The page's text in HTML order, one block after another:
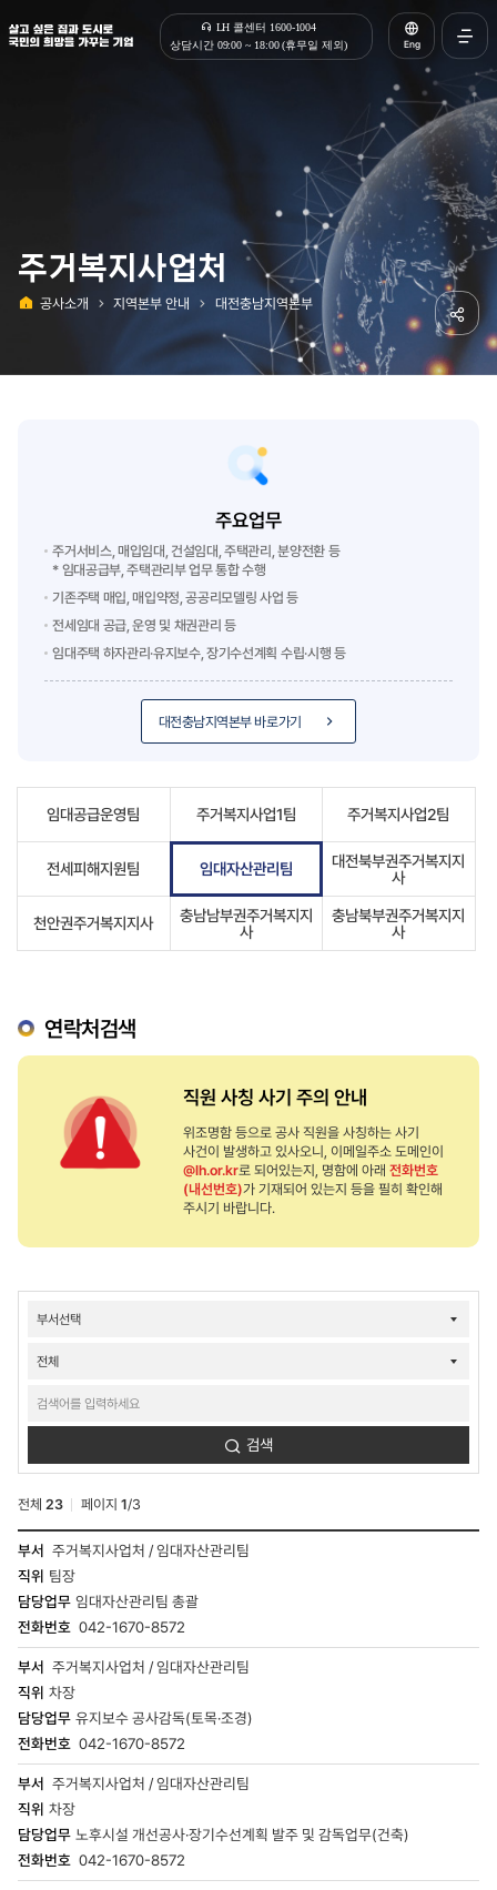
살고 싶은 집과 도시로 국민의 희망을 가꾸는 기업 | 한국토지주택공사
LH 콜센터 1600-1004
상담시간 09:00 ~ 18:00 (휴무일 제외)
Eng
전체
열기
주거복지사업처
공사소개 지역본부 안내 대전충남지역본부
공유
주요업무
주거서비스, 매입임대, 건설임대, 주택관리, 분양전환 등
* 임대공급부, 주택관리부 업무 통합 수행
기존주택 매입, 매입약정, 공공리모델링 사업 등
전세임대 공급, 운영 및 채권관리 등
임대주택 하자관리·유지보수, 장기수선계획 수립·시행 등
대전충남지역본부 바로가기
임대공급운영팀 주거복지사업1팀 주거복지사업2팀
전세피해지원팀 임대자산관리팀
대전북부권주거복지지
사
천안권주거복지지사
충남남부권주거복지지
사
충남북부권주거복지지
사
연락처검색
직원 사칭 사기 주의 안내
위조명함 등으로 공사 직원을 사칭하는 사기
사건이 발생하고 있사오니, 이메일주소 도메인이
@lh.or.kr로 되어있는지, 명함에 아래 전화번호
(내선번호)가 기재되어 있는지 등을 필히 확인해
주시기 바랍니다.
결과
검색
전체 23 페이지 1/3
연락처검색
결과
-
부서,
이름,
담당업무,
전화번호
주거복지사업처 / 임대자산관리팀
팀장
임대자산관리팀 총괄
042-1670-8572
주거복지사업처 / 임대자산관리팀
차장
유지보수 공사감독(토목·조경)
042-1670-8572
주거복지사업처 / 임대자산관리팀
차장
노후시설 개선공사·장기수선계획 발주 및 감독업무(건축)
042-1670-8572